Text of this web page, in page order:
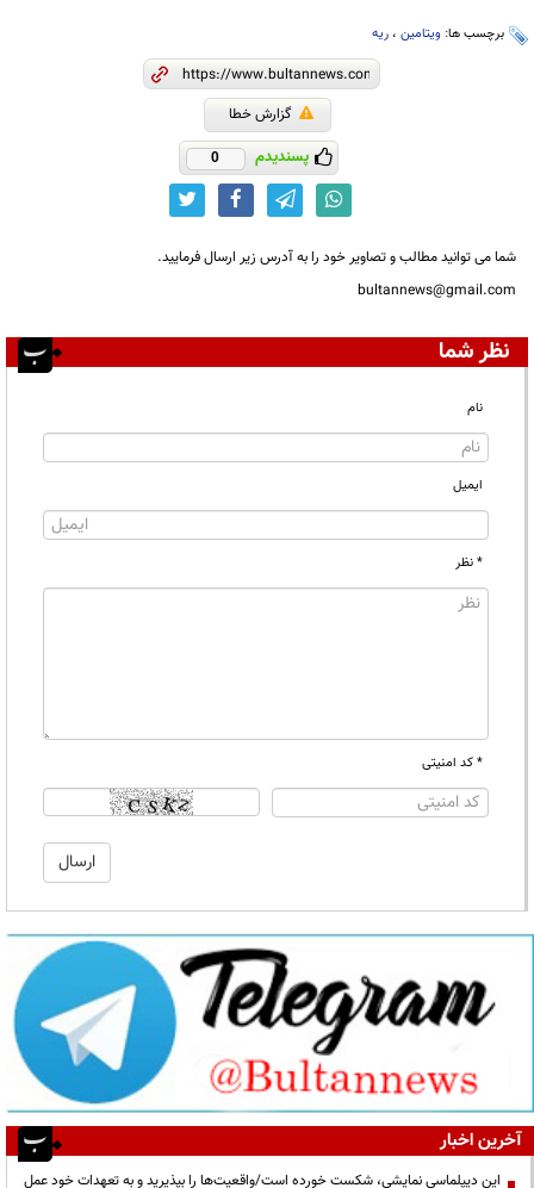
برچسب ها: ویتامین ، ریه
گزارش خطا
پسندیدم 0
شما می توانید مطالب و تصاویر خود را به آدرس زیر ارسال فرمایید.
bultannews@gmail.com
نظر شما
نام
ایمیل
* نظر
* کد امنیتی
آخرین اخبار
این دیپلماسی نمایشی، شکست خورده است/واقعیت‌ها را بپذیرید و به تعهدات خود عمل